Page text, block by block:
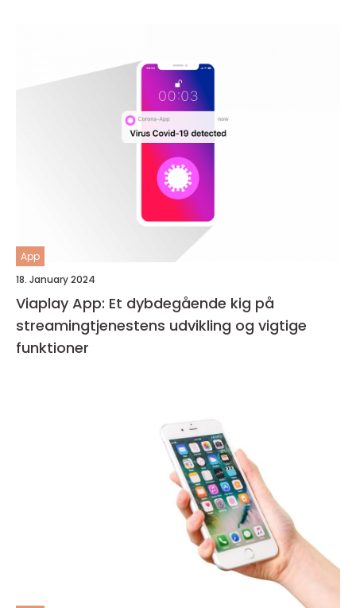
App
18. January 2024
Viaplay App: Et dybdegående kig på
streamingtjenestens udvikling og vigtige
funktioner